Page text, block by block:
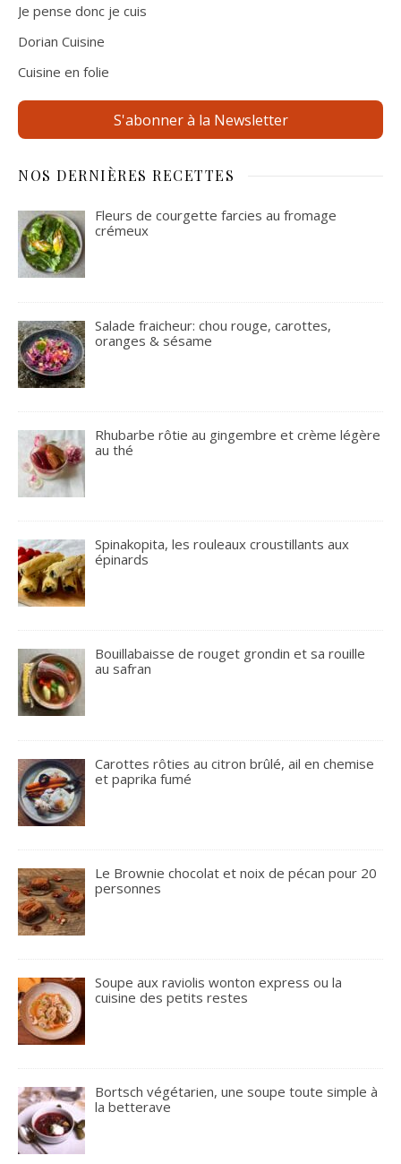
Je pense donc je cuis
Dorian Cuisine
Cuisine en folie
S'abonner à la Newsletter
NOS DERNIÈRES RECETTES
Fleurs de courgette farcies au fromage
crémeux
Salade fraicheur: chou rouge, carottes,
oranges & sésame
Rhubarbe rôtie au gingembre et crème légère
au thé
Spinakopita, les rouleaux croustillants aux
épinards
Bouillabaisse de rouget grondin et sa rouille
au safran
Carottes rôties au citron brûlé, ail en chemise
et paprika fumé
Le Brownie chocolat et noix de pécan pour 20
personnes
Soupe aux raviolis wonton express ou la
cuisine des petits restes
Bortsch végétarien, une soupe toute simple à
la betterave